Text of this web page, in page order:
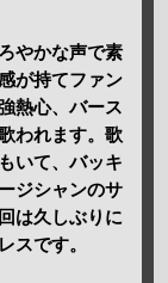
やかな声で素
が持てファン
熱心、バース
われます。歌
いて、バッキ
ジシャンのサ
は久しぶりに
レスです。